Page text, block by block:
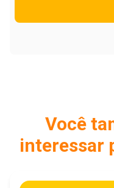
Você
interessar